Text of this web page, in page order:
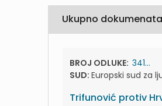
Ukupno
BROJ ODLUKE: 341...
SUD: Europski sud za
Trifunović protiv